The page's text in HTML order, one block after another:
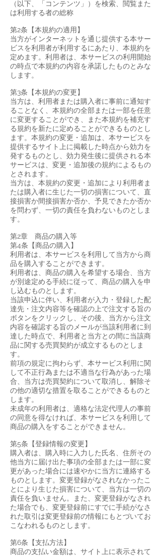
（以下、「コンテンツ」）を検索、閲覧また
は利用する者の総称
第2条【本規約の適用】
当方がインターネットを通じ提供する本サー
ビスを利用者が利用するにあたり、本規約を
定めます。利用者は、本サービスの利用開始
の時点で本規約の内容を承諾したものとみな
します。
第3条【本規約の変更】
当方は、利用者または購入者に事前に通知す
ることなく、本規約の全部または一部を任意
に変更することができ、また本規約を補充す
る規約を新たに定めることができるものとし
ます。本規約の変更・追加は、本サービスを
提供するサイト上に掲載した時点から効力を
発するものとし、効力発生後に提供される本
サービスは、変更・追加後の規約によるもの
とされます。
当方は、本規約の変更・追加により利用者ま
たは購入者に生じた一切の損害について、直
接損害か間接損害か否か、予見できたか否か
を問わず、一切の責任を負わないものとしま
す。
第2章 商品の購入等
第4条【商品の購入】
利用者は、本サービスを利用して当方から商
品を購入することができます。
利用者は、商品の購入を希望する場合、当方
が別途定める手続に従って、商品の購入を申
し込むものとします。
当該申込に伴い、利用者が入力・登録した配
達先・注文内容等を確認の上で注文する旨の
ボタンをクリックし、その後、当方から注文
内容を確認する旨のメールが当該利用者に到
達した時点で、利用者と当方との間に当該商
品に関する売買契約が成立するものとしま
す。
前項の規定に拘わらず、本サービス利用に関
して不正行為または不適当な行為があった場
合、当方は売買契約について取消し、解除そ
の他の適切な措置を取ることができるものと
します。
未成年の利用者は、適格な法定代理人の事前
の同意を得なければ、本サービスを利用して
商品の購入をすることができません。
第5条【登録情報の変更】
購入者は、購入時に入力した氏名、住所その
他当方に届け出た事項の全部または一部に変
更があった場合には速やかに当方に連絡する
ものとします。変更登録がなされなかったこ
とにより生じた損害について、当方は一切の
責任を負いません。また、変更登録がなされ
た場合でも、変更登録前にすでに手続がなさ
れた取引は変更登録前の情報にもとづいてお
こなわれるものとします。
第6条【支払方法】
商品の支払い金額は、サイト上に表示されて